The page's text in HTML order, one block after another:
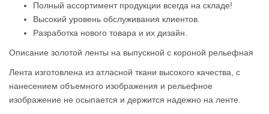
Полный ассортимент продукции всегда на складе!
Высокий уровень обслуживания клиентов.
Разработка нового товара и их дизайн.
Описание золотой ленты на выпускной с короной рельефная
Лента изготовлена из атласной ткани высокого качества, с
нанесением объемного изображения и рельефное
изображение не осыпается и держится надежно на ленте.